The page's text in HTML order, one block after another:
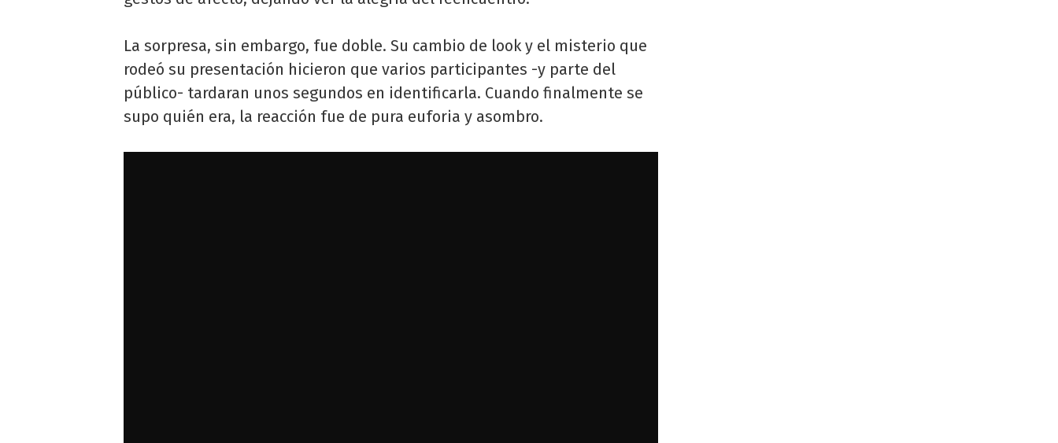
La sorpresa, sin embargo, fue doble. Su cambio de look y el misterio que
rodeó su presentación hicieron que varios participantes -y parte del
público- tardaran unos segundos en identificarla. Cuando finalmente se
supo quién era, la reacción fue de pura euforia y asombro.